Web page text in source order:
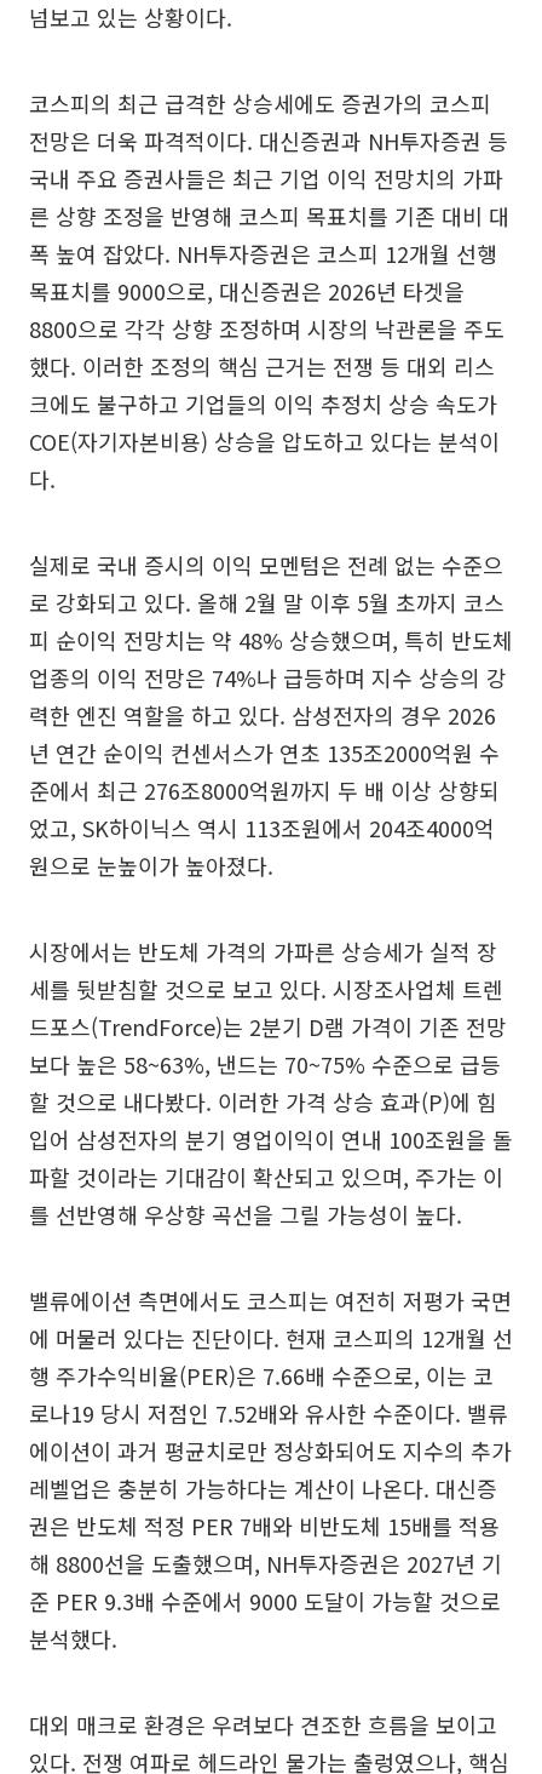
넘보고 있는 상황이다.
코스피의 최근 급격한 상승세에도 증권가의 코스피
전망은 더욱 파격적이다. 대신증권과 NH투자증권 등
국내 주요 증권사들은 최근 기업 이익 전망치의 가파
른 상향 조정을 반영해 코스피 목표치를 기존 대비 대
폭 높여 잡았다. NH투자증권은 코스피 12개월 선행
목표치를 9000으로, 대신증권은 2026년 타겟을
8800으로 각각 상향 조정하며 시장의 낙관론을 주도
했다. 이러한 조정의 핵심 근거는 전쟁 등 대외 리스
크에도 불구하고 기업들의 이익 추정치 상승 속도가
COE(자기자본비용) 상승을 압도하고 있다는 분석이
다.
실제로 국내 증시의 이익 모멘텀은 전례 없는 수준으
로 강화되고 있다. 올해 2월 말 이후 5월 초까지 코스
피 순이익 전망치는 약 48% 상승했으며, 특히 반도체
업종의 이익 전망은 74%나 급등하며 지수 상승의 강
력한 엔진 역할을 하고 있다. 삼성전자의 경우 2026
년 연간 순이익 컨센서스가 연초 135조2000억원 수
준에서 최근 276조8000억원까지 두 배 이상 상향되
었고, SK하이닉스 역시 113조원에서 204조4000억
원으로 눈높이가 높아졌다.
시장에서는 반도체 가격의 가파른 상승세가 실적 장
세를 뒷받침할 것으로 보고 있다. 시장조사업체 트렌
드포스(TrendForce)는 2분기 D램 가격이 기존 전망
보다 높은 58~63%, 낸드는 70~75% 수준으로 급등
할 것으로 내다봤다. 이러한 가격 상승 효과(P)에 힘
입어 삼성전자의 분기 영업이익이 연내 100조원을 돌
파할 것이라는 기대감이 확산되고 있으며, 주가는 이
를 선반영해 우상향 곡선을 그릴 가능성이 높다.
밸류에이션 측면에서도 코스피는 여전히 저평가 국면
에 머물러 있다는 진단이다. 현재 코스피의 12개월 선
행 주가수익비율(PER)은 7.66배 수준으로, 이는 코
로나19 당시 저점인 7.52배와 유사한 수준이다. 밸류
에이션이 과거 평균치로만 정상화되어도 지수의 추가
레벨업은 충분히 가능하다는 계산이 나온다. 대신증
권은 반도체 적정 PER 7배와 비반도체 15배를 적용
해 8800선을 도출했으며, NH투자증권은 2027년 기
준 PER 9.3배 수준에서 9000 도달이 가능할 것으로
분석했다.
대외 매크로 환경은 우려보다 견조한 흐름을 보이고
있다. 전쟁 여파로 헤드라인 물가는 출렁였으나, 핵심